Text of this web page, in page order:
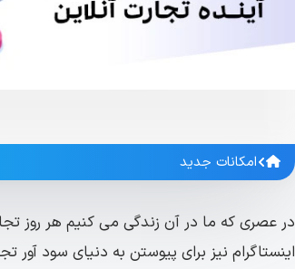
امکانات جدید
در عصری که ما در آن زندگی می کنیم هر روز
اینستاگرام نیز برای پیوستن به دنیای سود